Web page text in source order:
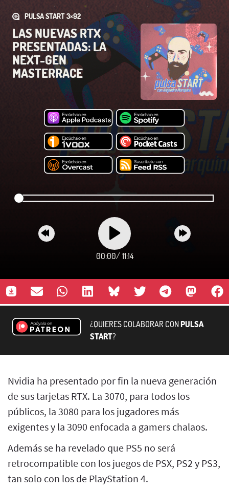
PULSA START 3×92
LAS NUEVAS RTX
PRESENTADAS: LA
NEXT-GEN
MASTERRACE
00:00/ 11:14
¿QUIERES COLABORAR CONPULSA
START?
Nvidia ha presentado por fin la nueva generación
de sus tarjetas RTX. La 3070, para todos los
públicos, la 3080 para los jugadores más
exigentes y la 3090 enfocada a gamers chalaos.
Además se ha revelado que PS5 no será
retrocompatible con los juegos de PSX, PS2 y PS3,
tan solo con los de PlayStation 4.